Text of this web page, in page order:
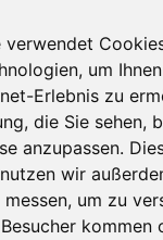
verwendet
um
Erlebnis zu
die Sie sehen,
anzupassen.
wir
um zu
kommen
im
Bambolino-Redaktion